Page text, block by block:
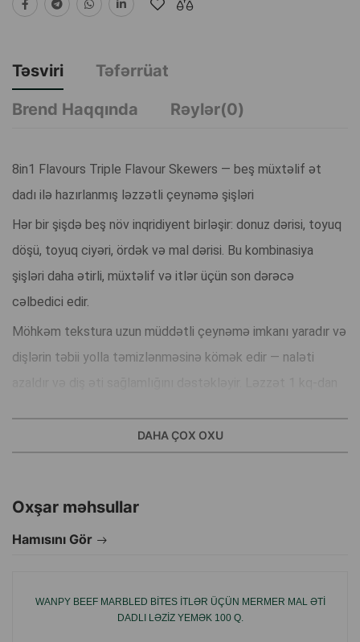
Təsviri
Təfərrüat
Brend Haqqında
Rəylər(0)
8in1 Flavours Triple Flavour Skewers — beş müxtəlif ət
dadı ilə hazırlanmış ləzzətli çeynəmə şişləri
Hər bir şişdə beş növ inqridiyent birləşir: donuz dərisi, toyuq
döşü, toyuq ciyəri, ördək və mal dərisi. Bu kombinasiya
şişləri daha ətirli, müxtəlif və itlər üçün son dərəcə
cəlbedici edir.
Möhkəm tekstura uzun müddətli çeynəmə imkanı yaradır və
dişlərin təbii yolla təmizlənməsinə kömək edir — naləti
olaraq, həm də gündəlik məşğuliyyət üçün ideal seçimdir.
DAHA ÇOX OXU
Oxşar məhsullar
Hamısını Gör
WANPY BEEF MARBLED BITES ITLƏR ÜÇÜN MERMER MAL ƏTI
DADLI LƏZIZ YEMƏK 100 Q.